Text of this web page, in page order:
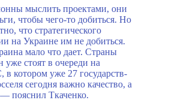
мыслить проектами, они
чтобы чего-то добиться. Но
что стратегического
на Украине им не добиться.
мало что дает. Страны
уже стоят в очереди на
в котором уже 27 государств-
сегодня важно качество, а
пояснил Ткаченко.